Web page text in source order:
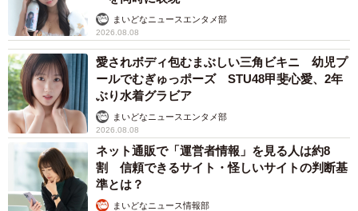
無事に1人目の客に／わくいさん（@jamiiiiro0104）
「今回のマクドナルドは、ものすごく面白がってくれるお
店でした。扉が開いた瞬間、後ろに並ぶ人たちが私に拍手
をしたりカメラを向けたりと、一体感がありました。クル
ーの皆さんには、すれ違うたび『ありがとうございま
す！』とお礼を言いました」
まいどなニュースエンタメ部
2026.08.08
愛されボディ包むまぶしい三角ビキニ 幼児プ
ールでむぎゅっポーズ STU48甲斐心愛、2年
ぶり水着グラビア
まいどなニュースエンタメ部
2026.08.08
ネット通販で「運営者情報」を見る人は約8
割 信頼できるサイト・怪しいサイトの判断基
準とは？
まいどなニュース情報部